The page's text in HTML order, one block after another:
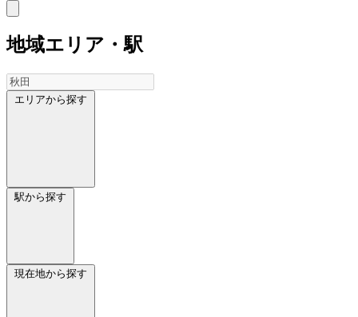
地域エリア・駅
エリアから探す
駅から探す
現在地から探す